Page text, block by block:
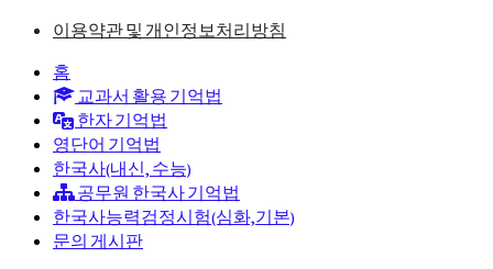
이용약관 및 개인정보처리방침
홈
교과서 활용 기억법
한자 기억법
영단어 기억법
한국사(내신, 수능)
공무원 한국사 기억법
한국사능력검정시험(심화,기본)
문의 게시판